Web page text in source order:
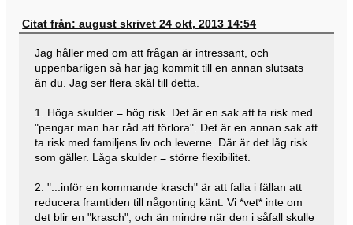
Citat från: august skrivet 24 okt, 2013 14:54
Jag håller med om att frågan är intressant, och
uppenbarligen så har jag kommit till en annan slutsats
än du. Jag ser flera skäl till detta.
1. Höga skulder = hög risk. Det är en sak att ta risk med
"pengar man har råd att förlora". Det är en annan sak att
ta risk med familjens liv och leverne. Där är det låg risk
som gäller. Låga skulder = större flexibilitet.
2. "...inför en kommande krasch" är att falla i fällan att
reducera framtiden till någonting känt. Vi *vet* inte om
det blir en "krasch", och än mindre när den i såfall skulle